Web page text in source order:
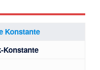
Konstante
Konstante